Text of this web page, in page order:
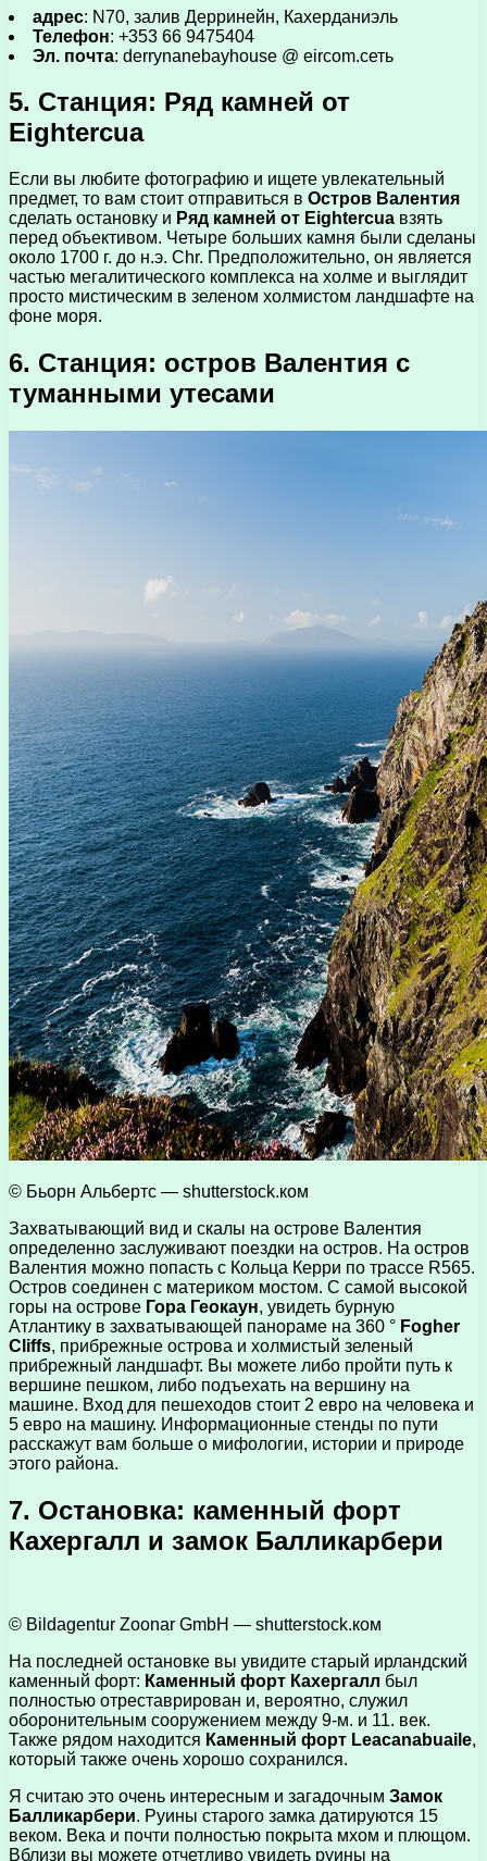
адрес: N70, залив Дерринейн, Кахерданиэль
Телефон: +353 66 9475404
Эл. почта: derrynanebayhouse @ eircom.сеть
5. Станция: Ряд камней от
Eightercua
Если вы любите фотографию и ищете увлекательный
предмет, то вам стоит отправиться в Остров Валентия
сделать остановку и Ряд камней от Eightercua взять
перед объективом. Четыре больших камня были сделаны
около 1700 г. до н.э. Chr. Предположительно, он является
частью мегалитического комплекса на холме и выглядит
просто мистическим в зеленом холмистом ландшафте на
фоне моря.
6. Станция: остров Валентия с
туманными утесами
© Бьорн Альбертс — shutterstock.ком
Захватывающий вид и скалы на острове Валентия
определенно заслуживают поездки на остров. На остров
Валентия можно попасть с Кольца Керри по трассе R565.
Остров соединен с материком мостом. С самой высокой
горы на острове Гора Геокаун, увидеть бурную
Атлантику в захватывающей панораме на 360 ° Fogher
Cliffs, прибрежные острова и холмистый зеленый
прибрежный ландшафт. Вы можете либо пройти путь к
вершине пешком, либо подъехать на вершину на
машине. Вход для пешеходов стоит 2 евро на человека и
5 евро на машину. Информационные стенды по пути
расскажут вам больше о мифологии, истории и природе
этого района.
7. Остановка: каменный форт
Кахергалл и замок Балликарбери
© Bildagentur Zoonar GmbH — shutterstock.ком
На последней остановке вы увидите старый ирландский
каменный форт: Каменный форт Кахергалл был
полностью отреставрирован и, вероятно, служил
оборонительным сооружением между 9-м. и 11. век.
Также рядом находится Каменный форт Leacanabuaile,
который также очень хорошо сохранился.
Я считаю это очень интересным и загадочным Замок
Балликарбери. Руины старого замка датируются 15
веком. Века и почти полностью покрыта мхом и плющом.
Вблизи вы можете отчетливо увидеть руины на